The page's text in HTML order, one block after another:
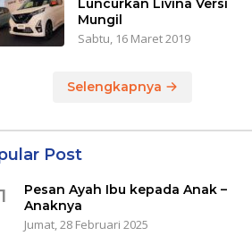
Luncurkan Livina Versi
Mungil
Sabtu, 16 Maret 2019
Selengkapnya
Post
Pesan Ayah Ibu kepada Anak –
Anaknya
Jumat, 28 Februari 2025